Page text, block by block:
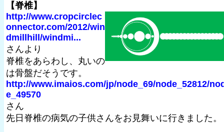
【脊椎】
http://www.cropcirclec
onnector.com/2012/win
dmillhill/windmi...
さんより
脊椎をあらわし、丸いの
は骨盤だそうです。
http://www.imaios.com/jp/node_69/node_52812/
e_49570
さん
先日脊椎の病気の子供さんをお見舞いに行きました。